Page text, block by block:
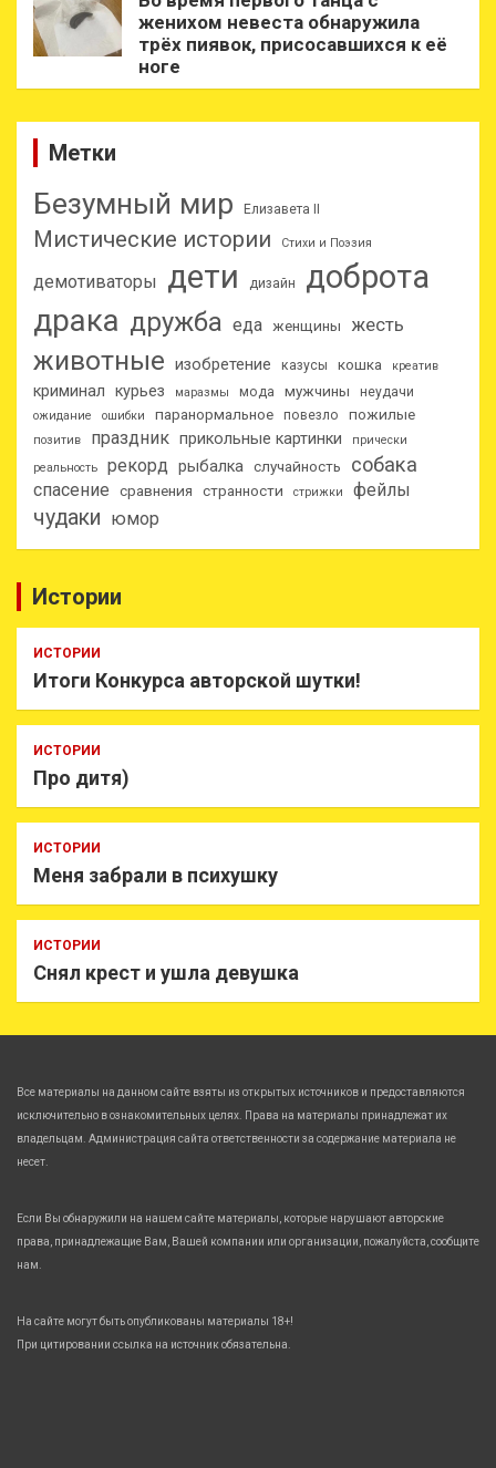
женихом невеста обнаружила
трёх пиявок, присосавшихся к её
ноге
Метки
Безумный мир Елизавета II
Мистические истории Стихи и Поэзия
демотиваторы дети дизайн доброта
драка дружба еда женщины жесть
животные изобретение казусы кошка креатив
криминал курьез маразмы мода мужчины неудачи
ожидание ошибки паранормальное повезло пожилые
позитив праздник прикольные картинки
прически
реальность
рекорд рыбалка случайность собака
спасение сравнения странности стрижки фейлы
чудаки юмор
Истории
ИСТОРИИ
Итоги Конкурса авторской шутки!
ИСТОРИИ
Про дитя)
ИСТОРИИ
Меня забрали в психушку
ИСТОРИИ
Снял крест и ушла девушка
Все материалы на данном сайте взяты из открытых источников и предоставляются
исключительно в ознакомительных целях. Права на материалы принадлежат их
владельцам. Администрация сайта ответственности за содержание материала не
несет.
Если Вы обнаружили на нашем сайте материалы, которые нарушают авторские
права, принадлежащие Вам, Вашей компании или организации, пожалуйста, сообщите
нам.
На сайте могут быть опубликованы материалы 18+!
При цитировании ссылка на источник обязательна.